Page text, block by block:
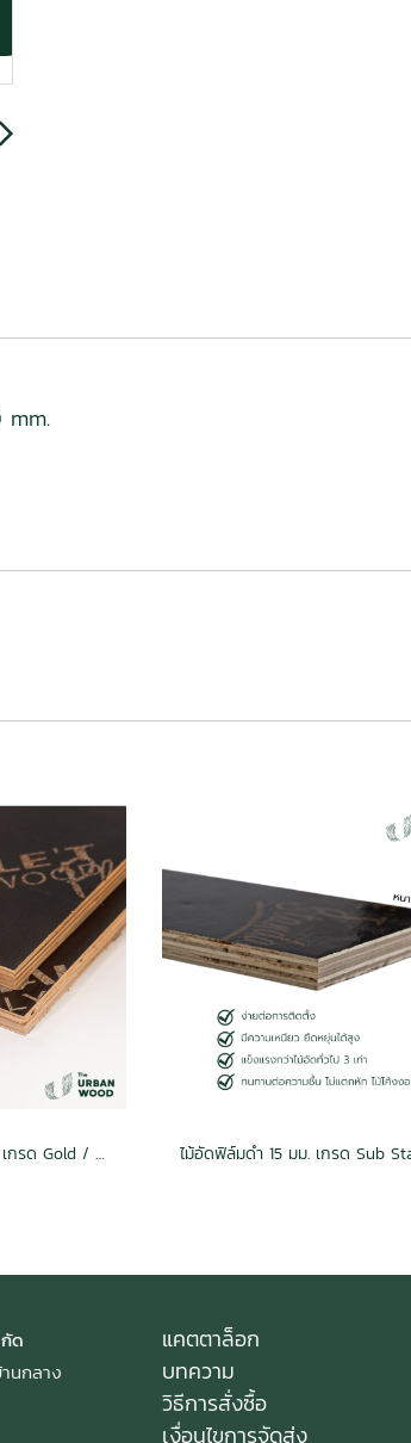
mm.
ไม้อัดฟิล์มน้ำตาล 15 มม. เกรด Gold / กันน้ำ Melamine
ด
นกลาง
แคตตาล็อก
บทความ
วิธีการสั่งซื้อ
เงื่อนไขการจัดส่ง